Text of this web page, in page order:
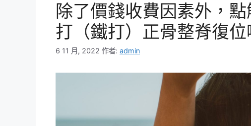
除了價錢收費因素外，
打（鐵打）正骨整脊復
6 11 月, 2022 作者: admin